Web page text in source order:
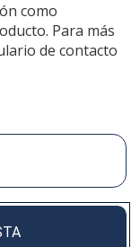
como
Para más
de contacto